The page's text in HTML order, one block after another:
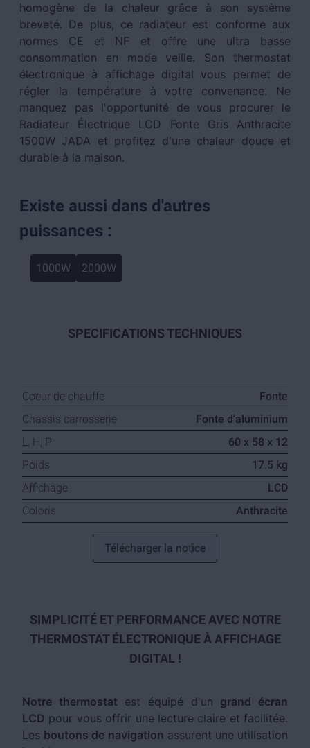
homogène de la chaleur grâce à son système
breveté. De plus, ce radiateur est conforme aux
normes CE et NF et offre une ultra basse
consommation en mode veille. Son thermostat
électronique à affichage digital vous permet de
régler la température à votre convenance. Ne
manquez pas l'opportunité de vous procurer le
Radiateur Électrique LCD Fonte Gris Anthracite
1500W JADA et profitez d'une chaleur douce et
durable à la maison.
Existe aussi dans d'autres
puissances :
1000W 2000W
SPECIFICATIONS TECHNIQUES
Coeur de chauffe
Fonte
Chassis carrosserie
Fonte d'aluminium
L, H, P
60 x 58 x 12
Poids
17.5 kg
Affichage
LCD
Coloris
Anthracite
Télécharger la notice
SIMPLICITÉ ET PERFORMANCE AVEC NOTRE
THERMOSTAT ÉLECTRONIQUE À AFFICHAGE
DIGITAL !
Notre thermostat est équipé d'un grand écran
LCD pour vous offrir une lecture claire et facilitée.
Les boutons de navigation assurent une utilisation